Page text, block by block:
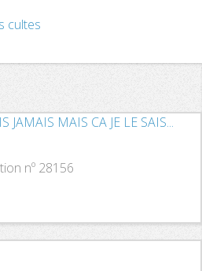
cultes
JAMAIS MAIS CA JE LE SAIS...
nº 28156